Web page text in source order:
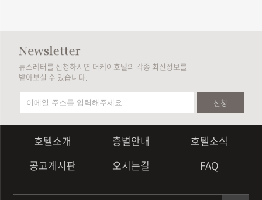
뉴스레터를 신청하시면 더케이호텔의 각종 최신정보를
받아보실 수 있습니다.
신청
호텔소개 층별안내
호텔소식
공고게시판
오시는길 FAQ